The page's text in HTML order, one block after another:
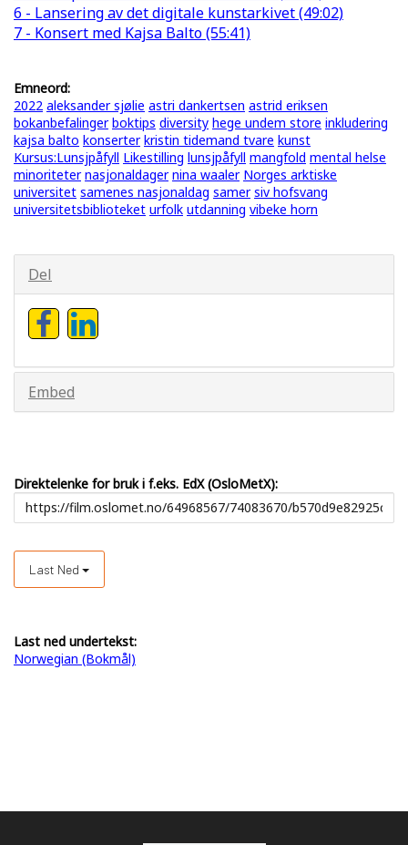
6 - Lansering av det digitale kunstarkivet (49:02)
7 - Konsert med Kajsa Balto (55:41)
Emneord:
2022 aleksander sjølie astri dankertsen astrid eriksen
bokanbefalinger boktips diversity hege undem store inkludering
kajsa balto konserter kristin tidemand tvare kunst
Kursus:Lunsjpåfyll Likestilling lunsjpåfyll mangfold mental helse
minoriteter nasjonaldager nina waaler Norges arktiske
universitet samenes nasjonaldag samer siv hofsvang
universitetsbiblioteket urfolk utdanning vibeke horn
Del
Embed
Direktelenke for bruk i f.eks. EdX (OsloMetX):
Last Ned
Last ned undertekst:
Norwegian (Bokmål)